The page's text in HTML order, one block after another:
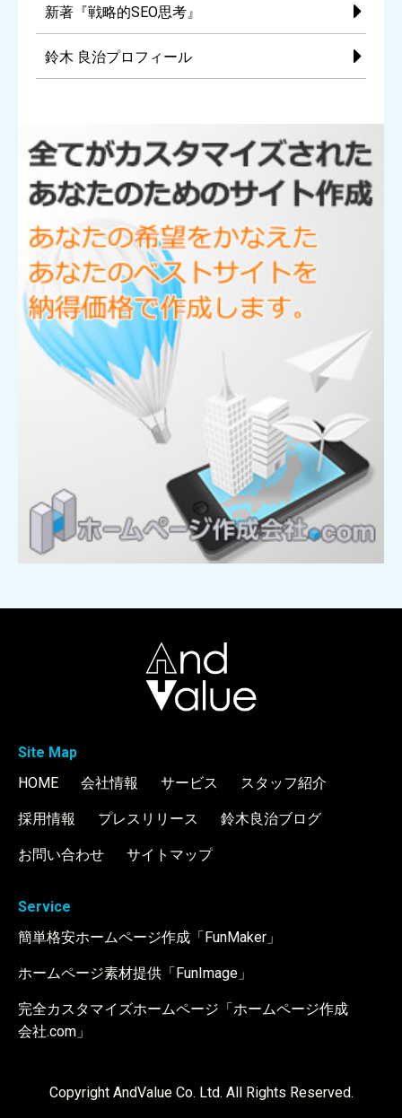
新著『戦略的SEO思考』
鈴木 良治プロフィール
Site Map
HOME
会社情報 サービス スタッフ紹介
採用情報 プレスリリース 鈴木良治ブログ
お問い合わせ サイトマップ
Service
簡単格安ホームページ作成「FunMaker」
ホームページ素材提供「FunImage」
完全カスタマイズホームページ「ホームページ作成
会社.com」
Copyright AndValue Co. Ltd. All Rights Reserved.